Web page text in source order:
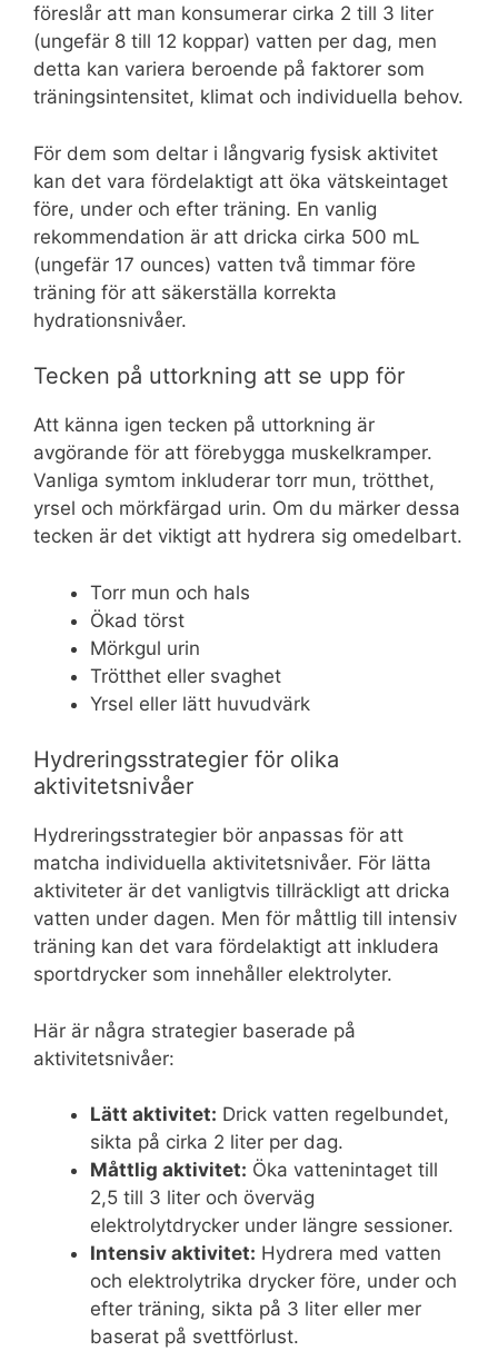
föreslår att man konsumerar cirka 2 till 3 liter
(ungefär 8 till 12 koppar) vatten per dag, men
detta kan variera beroende på faktorer som
träningsintensitet, klimat och individuella behov.
För dem som deltar i långvarig fysisk aktivitet
kan det vara fördelaktigt att öka vätskeintaget
före, under och efter träning. En vanlig
rekommendation är att dricka cirka 500 mL
(ungefär 17 ounces) vatten två timmar före
träning för att säkerställa korrekta
hydrationsnivåer.
Tecken på uttorkning att se upp för
Att känna igen tecken på uttorkning är
avgörande för att förebygga muskelkramper.
Vanliga symtom inkluderar torr mun, trötthet,
yrsel och mörkfärgad urin. Om du märker dessa
tecken är det viktigt att hydrera sig omedelbart.
Torr mun och hals
Ökad törst
Mörkgul urin
Trötthet eller svaghet
Yrsel eller lätt huvudvärk
Hydreringsstrategier för olika
aktivitetsnivåer
Hydreringsstrategier bör anpassas för att
matcha individuella aktivitetsnivåer. För lätta
aktiviteter är det vanligtvis tillräckligt att dricka
vatten under dagen. Men för måttlig till intensiv
träning kan det vara fördelaktigt att inkludera
sportdrycker som innehåller elektrolyter.
Här är några strategier baserade på
aktivitetsnivåer:
Lätt aktivitet: Drick vatten regelbundet,
sikta på cirka 2 liter per dag.
Måttlig aktivitet: Öka vattenintaget till
2,5 till 3 liter och överväg
elektrolytdrycker under längre sessioner.
Intensiv aktivitet: Hydrera med vatten
och elektrolytrika drycker före, under och
efter träning, sikta på 3 liter eller mer
baserat på svettförlust.